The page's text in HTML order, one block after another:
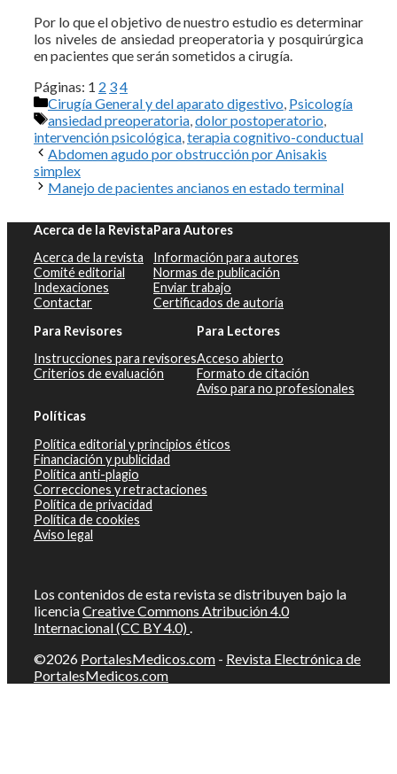
Por lo que el objetivo de nuestro estudio es determinar
los niveles de ansiedad preoperatoria y posquirúrgica
en pacientes que serán sometidos a cirugía.
Páginas: 1 2 34
Categorías
Cirugía General y del aparato digestivo Psicología
Etiquetas
ansiedad preoperatoria dolor postoperatorio
intervención psicológica terapia cognitivo-conductual
Abdomen agudo por obstrucción por Anisakis
simplex
Manejo de pacientes ancianos en estado terminal
Acerca de la Revista
Acerca de la revista
Comité editorial
Indexaciones
Contactar
Para Autores
Información para autores
Normas de publicación
Enviar trabajo
Certificados de autoría
Para Revisores
Instrucciones para revisores
Criterios de evaluación
Para Lectores
Acceso abierto
Formato de citación
Aviso para no profesionales
Políticas
Política editorial y principios éticos
Financiación y publicidad
Política anti-plagio
Correcciones y retractaciones
Política de privacidad
Política de cookies
Aviso legal
Los contenidos de esta revista se distribuyen bajo la
licenciaCreative Commons Atribución 4.0
Internacional (CC BY 4.0) .
©2026 PortalesMedicos.com - Revista Electrónica de
PortalesMedicos.com